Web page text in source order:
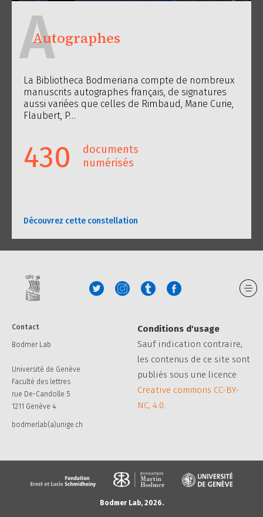
A
Autographes
La Bibliotheca Bodmeriana compte de nombreux
manuscrits autographes français, de signatures
aussi variées que celles de Rimbaud, Marie Curie,
Flaubert, P…
430
documents
numérisés
Découvrez cette constellation
Contact
Bodmer Lab
Université de Genève
Faculté des lettres
rue De-Candolle 5
1211 Genève 4
bodmerlab(a)unige.ch
Conditions d'usage
Sauf indication contraire,
les contenus de ce site sont
publiés sous une licence
Creative commons CC-BY-
NC, 4.0.
Bodmer Lab, 2026.